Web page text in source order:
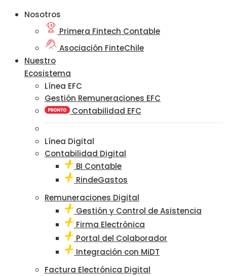
Nosotros
Primera Fintech Contable
Asociación FinteChile
Nuestro
Ecosistema
Línea EFC
Gestión Remuneraciones EFC
Contabilidad EFC
Línea Digital
Contabilidad Digital
BI Contable
RindeGastos
Remuneraciones Digital
Gestión y Control de Asistencia
Firma Electrónica
Portal del Colaborador
Integración con MiDT
Factura Electrónica Digital